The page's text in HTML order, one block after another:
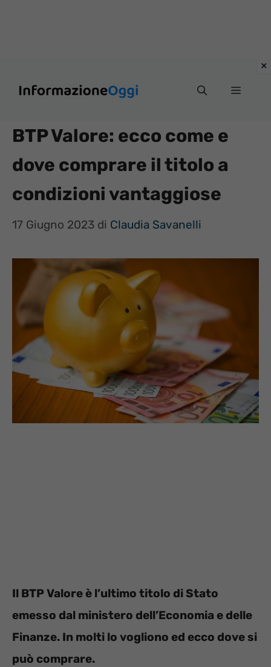
Menu
BTP Valore: ecco come e
dove comprare il titolo a
condizioni vantaggiose
17 Giugno 2023 di Claudia Savanelli
Il BTP Valore è l’ultimo titolo di Stato
emesso dal ministero dell’Economia e delle
Finanze. In molti lo vogliono ed ecco dove si
può comprare.